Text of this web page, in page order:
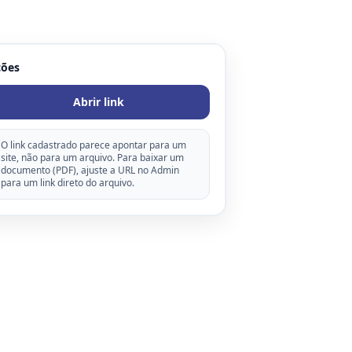
Abrir link
O link cadastrado parece apontar para um
site, não para um arquivo. Para baixar um
documento (PDF), ajuste a URL no Admin
para um link direto do arquivo.